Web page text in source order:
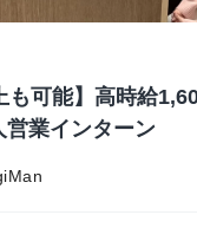
も可能】高時給
営業インターン